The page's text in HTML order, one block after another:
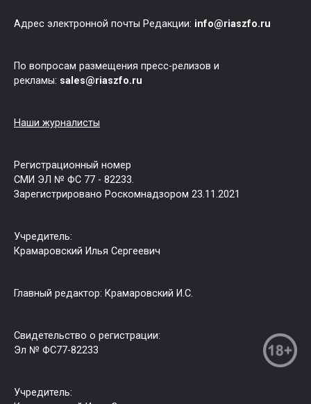
Адрес электронной почты Редакции: info@riaszfo.ru
По вопросам размещения пресс-релизов и
рекламы: sales@riaszfo.ru
Наши журналисты
Регистрационный номер
СМИ ЭЛ № ФС 77 - 82233.
Зарегистрировано Роскомнадзором 23.11.2021
Учредитель:
Крамаровский Илья Сергеевич
Главный редактор: Крамаровский И.С.
Свидетельство о регистрации:
Эл № ФС77-82233
Учредитель: